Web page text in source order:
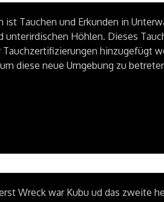
Tauchen und Erkunden in
Höhlen. Dieses
Tauchzertifizierungen hinzugefügt
diese neue Umgebung zu
Wreck war Kubu ud das zweite